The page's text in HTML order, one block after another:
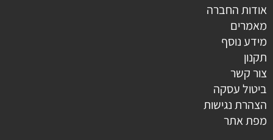
אודות החברה
מאמרים
מידע נוסף
תקנון
צור קשר
ביטול עסקה
הצהרת נגישות
מפת אתר